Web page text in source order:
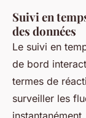
Suivi en
des données
Le suivi en
de bord
termes de
surveiller les